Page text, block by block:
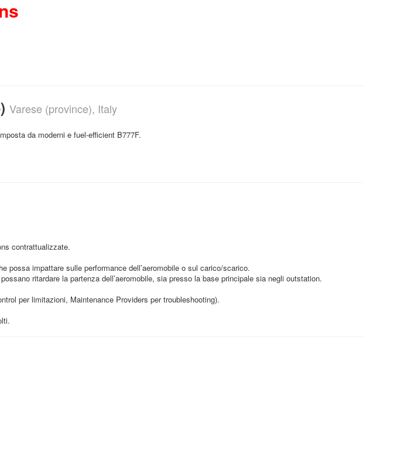
Varese (province), Italy
da moderni e fuel-efficient B777F.
contrattualizzate.
possa impattare sulle performance dell’aeromobile o sul carico/scarico.
ritardare la partenza dell’aeromobile, sia presso la base principale sia negli outstation.
per limitazioni, Maintenance Providers per troubleshooting).